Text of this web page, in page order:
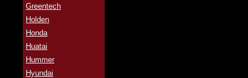
Greentech
Holden
Honda
Huatai
Hummer
Hyundai